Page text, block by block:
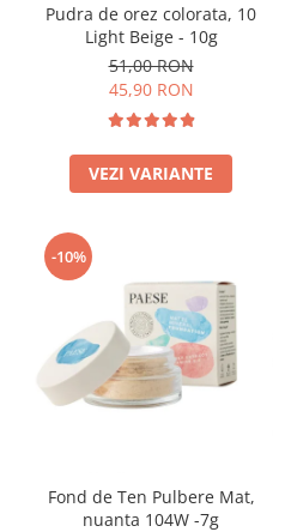
Pudra de orez colorata, 10
Light Beige - 10g
51,00 RON
45,90 RON
VEZI VARIANTE
-10%
Fond de Ten Pulbere Mat,
nuanta 104W -7g